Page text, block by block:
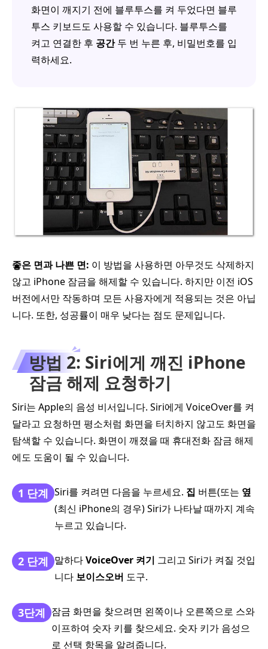
화면이 깨지기 전에 블루투스를 켜 두었다면 블루
투스 키보드도 사용할 수 있습니다. 블루투스를
켜고 연결한 후 공간두 번 누른 후, 비밀번호를 입
력하세요.
좋은 면과 나쁜 면: 이 방법을 사용하면 아무것도 삭제하지
않고 iPhone 잠금을 해제할 수 있습니다. 하지만 이전 iOS
버전에서만 작동하며 모든 사용자에게 적용되는 것은 아닙
니다. 또한, 성공률이 매우 낮다는 점도 문제입니다.
방법 2: Siri에게 깨진 iPhone
잠금 해제 요청하기
Siri는 Apple의 음성 비서입니다. Siri에게 VoiceOver를 켜
달라고 요청하면 평소처럼 화면을 터치하지 않고도 화면을
탐색할 수 있습니다. 화면이 깨졌을 때 휴대전화 잠금 해제
에도 도움이 될 수 있습니다.
1 단계 Siri를 켜려면 다음을 누르세요. 집 버튼(또는 옆
(최신 iPhone의 경우) Siri가 나타날 때까지 계속
누르고 있습니다.
2 단계 말하다VoiceOver 켜기 그리고 Siri가 켜질 것입
니다 보이스오버 도구.
3단계 잠금 화면을 찾으려면 왼쪽이나 오른쪽으로 스와
이프하여 숫자 키를 찾으세요. 숫자 키가 음성으
로 선택 항목을 알려줍니다.